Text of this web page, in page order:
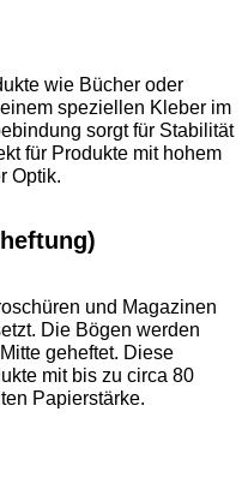
wie Bücher oder
speziellen Kleber im
sorgt für Stabilität
für Produkte mit hohem
Optik.
und Magazinen
Die Bögen werden
geheftet. Diese
mit bis zu circa 80
Papierstärke.